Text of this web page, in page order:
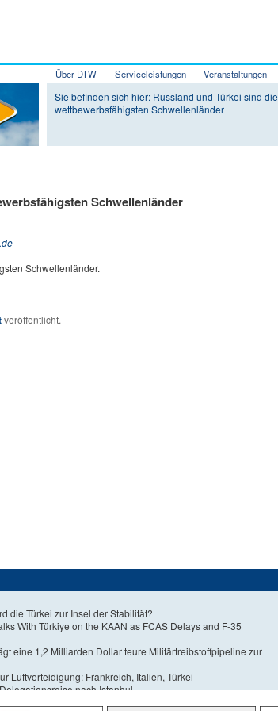
Zum Inhalt wechseln
Zum sekundären Inhalt wechseln
Über DTW Serviceleistungen Veranstaltungen
Sie befinden sich hier: Russland und Türkei sind die
wettbewerbsfähigsten Schwellenländer
Schwellenländer
Schwellenländer.
veröffentlicht.
die Türkei zur Insel der Stabilität?
With Türkiye on the KAAN as FCAS Delays and F-35
eine 1,2 Milliarden Dollar teure Militärtreibstoffpipeline zur
Luftverteidigung: Frankreich, Italien, Türkei
nach Istanbul